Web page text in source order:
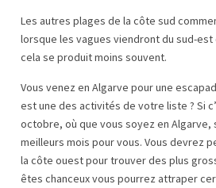
Les autres plages de la côte sud
lorsque les vagues viendront du sud-est
cela se produit moins souvent.
Vous venez en Algarve pour une
est une des activités de votre liste ? Si
octobre, où que vous soyez en
meilleurs mois pour vous. Vous devrez
la côte ouest pour trouver des plus
êtes chanceux vous pourrez attraper